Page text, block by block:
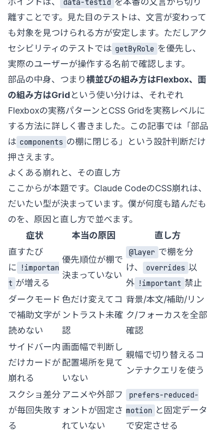
data-testid
離すことです。見た目のテストは、文言が変わって
も対象を見つけられる方が安定します。ただしアク
セシビリティのテストでは getByRole を優先し、
実際のユーザーが操作する名前で確認します。
部品の中身、つまり横並びの組み方はFlexbox、面
の組み方はGridという使い分けは、それぞれ
Flexboxの実務パターンとCSS Gridを実務レベルに
する方法に詳しく書きました。この記事では「部品
は components の棚に閉じる」という設計判断だけ
押さえます。
よくある崩れと、その直し方
ここからが本題です。Claude CodeのCSS崩れは、
だいたい型が決まっています。僕が何度も踏んだも
のを、原因と直し方で並べます。
症状
本当の原因
直し方
直すたび
に !importan
t が増える
優先順位が棚で
決まっていない
@layer で棚を分
け、
overrides 以
外 !important 禁止
ダークモード
で補助文字が
読めない
色だけ変えてコ
ントラスト未確
認
背景/本文/補助/リン
ク/フォーカスを全部
確認
サイドバー内
だけカードが
崩れる
画面幅で判断し
配置場所を見て
いない
親幅で切り替えるコ
ンテナクエリを使う
スクショ差分
が毎回失敗す
る
アニメや外部フ
ォントが固定さ
れていない
prefers-reduced-
motion と固定データ
で安定させる